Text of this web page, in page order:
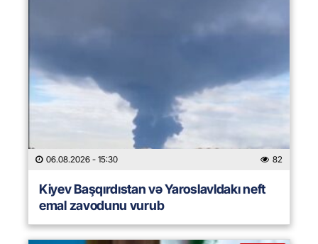
06.08.2026 - 15:30 82
Kiyev Başqırdıstan və Yaroslavldakı neft
emal zavodunu vurub